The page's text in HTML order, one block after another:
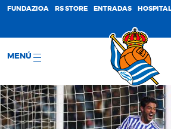
FUNDAZIOA RS STORE ENTRADAS
MENÚ